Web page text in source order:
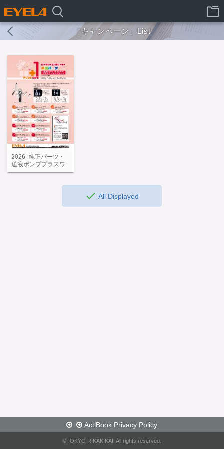
「キャンペーン」List
2026_純正パーツ・
送液ポンププラスワ
ンキャンペーン
All Displayed
ActiBook Privacy Policy
©TOKYO RIKAKIKAI. All rights reserved.